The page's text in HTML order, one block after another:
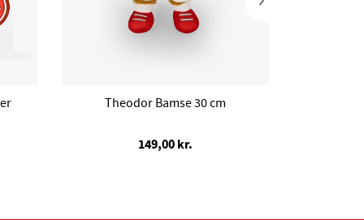
Theodor Bamse 30 cm
149,00 kr.